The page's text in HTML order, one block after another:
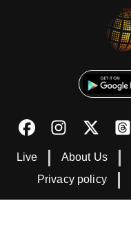
Live About Us
Privacy policy